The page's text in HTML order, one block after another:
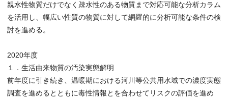
親水性物質だけでなく疎水性のある物質まで対応可能な分析カラム
を活用し、幅広い性質の物質に対して網羅的に分析可能な条件の検
討を進める。
2020年度
１．生活由来物質の汚染実態解明
前年度に引き続き、温暖期における河川等公共用水域での濃度実態
調査を進めるとともに毒性情報とを合わせてリスクの評価を進め